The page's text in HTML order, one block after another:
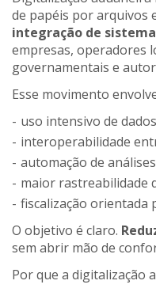
de papéis por arquivos
integração de
empresas, operadores
governamentais e
Esse movimento
uso intensivo de
interoperabilidade
automação de
maior rastreabilidade
fiscalização orientada
O objetivo é claro.
sem abrir mão de
Por que a digitalização